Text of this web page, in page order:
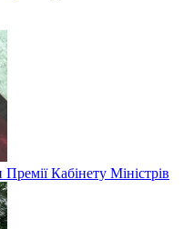
Кабінету Міністрів